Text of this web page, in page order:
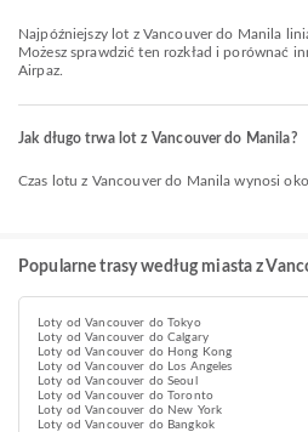
Najpóźniejszy lot z Vancouver do Manila linią Air Canada odlatuje o 02:10.
Możesz sprawdzić ten rozkład i porównać
Airpaz.
Jak długo trwa lot z Vancouver do Manila?
Czas lotu z Vancouver do Manila wynosi
Popularne trasy według miasta z
Loty od Vancouver do Tokyo
Loty od Vancouver do Calgary
Loty od Vancouver do Hong Kong
Loty od Vancouver do Los Angeles
Loty od Vancouver do Seoul
Loty od Vancouver do Toronto
Loty od Vancouver do New York
Loty od Vancouver do Bangkok